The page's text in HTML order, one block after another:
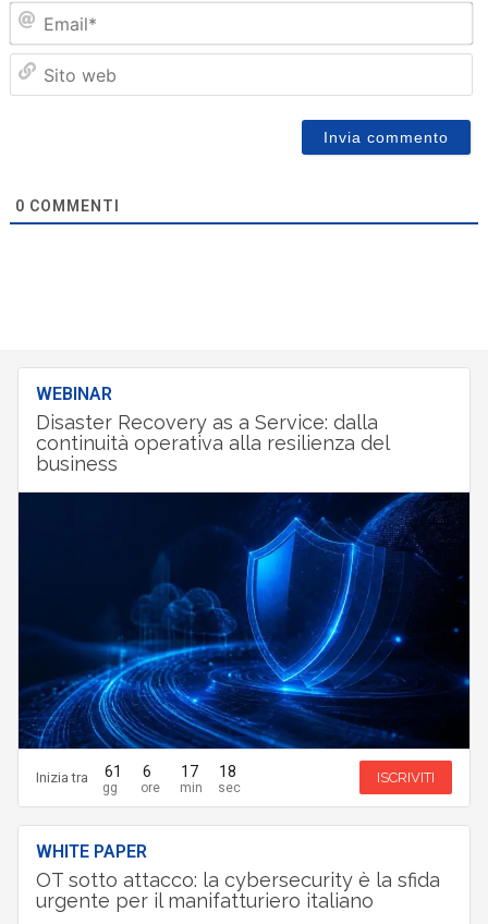
0 COMMENTI
WEBINAR
Disaster Recovery as a Service: dalla
continuità operativa alla resilienza del
business
Inizia tra 61 6 17 17 ISCRIVITI
WHITE PAPER
OT sotto attacco: la cybersecurity è la sfida
urgente per il manifatturiero italiano